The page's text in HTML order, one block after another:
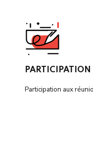
PARTICIPATION
Participation aux